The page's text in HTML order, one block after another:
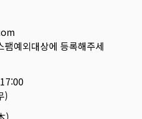
예외대상에 등록해주세
)